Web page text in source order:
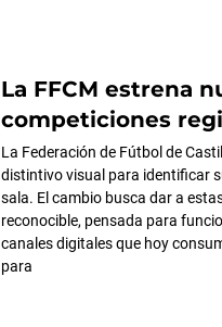
La FFCM estrena
competiciones
La Federación de Fútbol de
distintivo visual para identificar
sala. El cambio busca dar a
reconocible, pensada para
canales digitales que hoy
para